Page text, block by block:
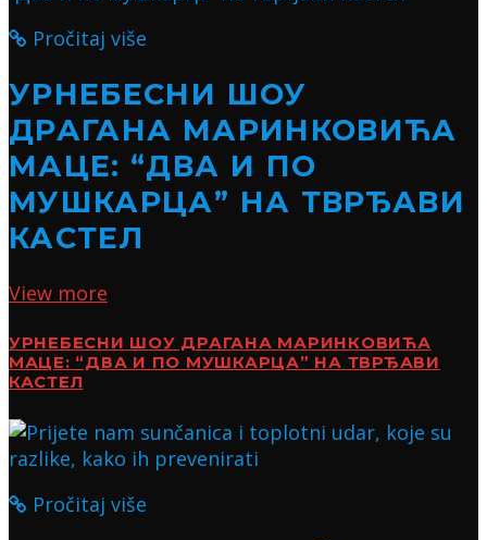
Pročitaj više
УРНЕБЕСНИ ШОУ
ДРАГАНА МАРИНКОВИЋА
МАЦЕ: “ДВА И ПО
МУШКАРЦА” НА ТВРЂАВИ
КАСТЕЛ
View more
УРНЕБЕСНИ ШОУ ДРАГАНА МАРИНКОВИЋА
МАЦЕ: “ДВА И ПО МУШКАРЦА” НА ТВРЂАВИ
КАСТЕЛ
Pročitaj više